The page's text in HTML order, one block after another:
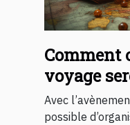
Comment
voyage
Avec
possible